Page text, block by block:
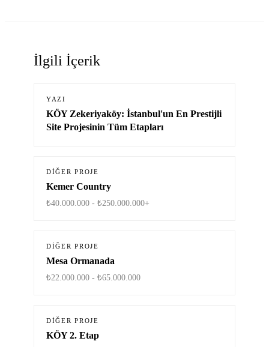
İlgili İçerik
YAZI
KÖY Zekeriyaköy: İstanbul'un En Prestijli
Site Projesinin Tüm Etapları
DIĞER PROJE
Kemer Country
₺40.000.000 - ₺250.000.000+
DIĞER PROJE
Mesa Ormanada
₺22.000.000 - ₺65.000.000
DIĞER PROJE
KÖY 2. Etap